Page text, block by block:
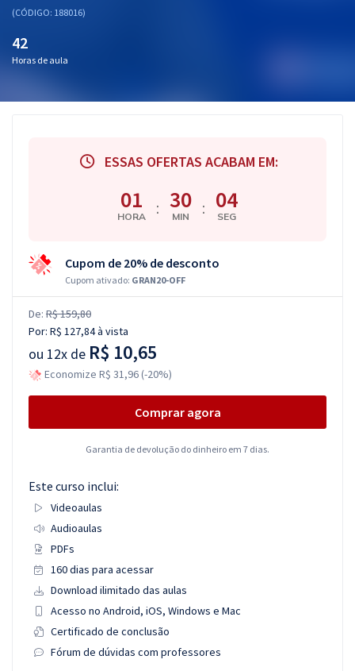
(CÓDIGO: 188016)
42
Horas de aula
ESSAS OFERTAS ACABAM EM:
01
HORA : 30
MIN : 03
SEG
Cupom de 20% de desconto
Cupom ativado: GRAN20-OFF
De: R$ 159,80
Por: R$ 127,84à vista
ou 12x de R$ 10,65
Economize R$ 31,96 (-20%)
Comprar agora
Garantia de devolução do dinheiro em 7 dias.
Este curso inclui:
Videoaulas
Audioaulas
PDFs
160 dias para acessar
Download ilimitado das aulas
Acesso no Android, iOS, Windows e Mac
Certificado de conclusão
Fórum de dúvidas com professores